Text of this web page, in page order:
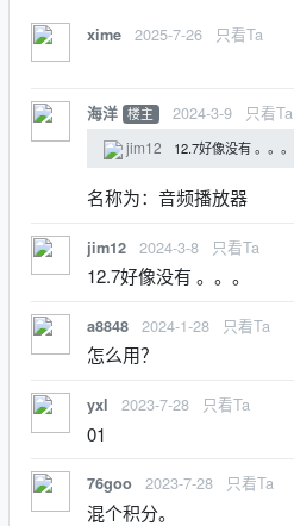
xime 2025-7-26 只看Ta
海洋 楼主 2024-3-9 只看Ta
jim12 12.7好像没有 。。。
名称为：音频播放器
jim12 2024-3-8 只看Ta
12.7好像没有 。。。
a8848 2024-1-28 只看Ta
怎么用？
yxl 2023-7-28 只看Ta
01
76goo 2023-7-28 只看Ta
混个积分。